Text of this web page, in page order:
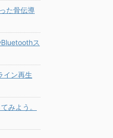
た骨伝導
ス
イン再生
みよう。